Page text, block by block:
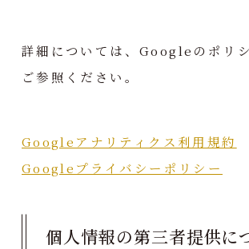
詳細については、Googleのポリ
ご参照ください。
Googleアナリティクス利用規約
Googleプライバシーポリシー
個人情報の第三者提供に